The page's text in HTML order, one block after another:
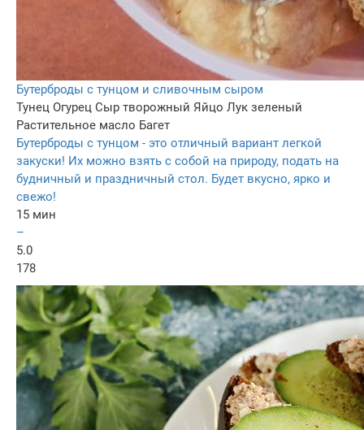
Бутерброды с тунцом и сливочным сыром
Тунец Огурец Сыр творожный Яйцо Лук зеленый
Растительное масло Багет
Бутерброды с тунцом - это отличный вариант легкой
закуски! Их можно взять с собой на природу, подать на
будничный и праздничный стол. Будет вкусно, ярко и
свежо!
15 мин
–
5.0
178